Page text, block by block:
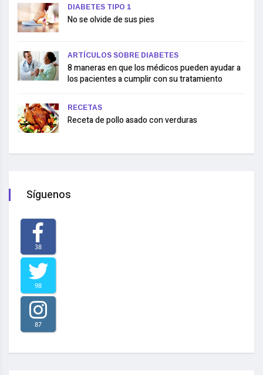
DIABETES TIPO 1
No se olvide de sus pies
ARTÍCULOS SOBRE DIABETES
8 maneras en que los médicos pueden ayudar a
los pacientes a cumplir con su tratamiento
RECETAS
Receta de pollo asado con verduras
Síguenos
38
98
87